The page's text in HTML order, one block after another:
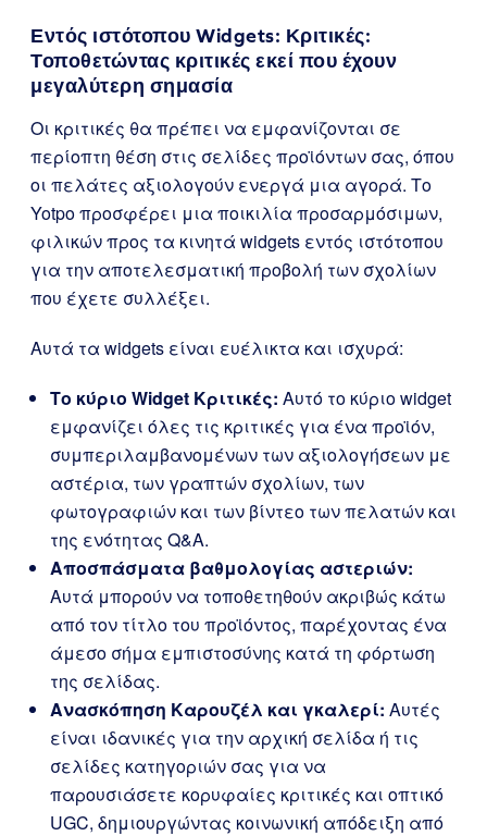
Εντός ιστότοπου Widgets: Κριτικές:
Τοποθετώντας κριτικές εκεί που έχουν
μεγαλύτερη σημασία
Οι κριτικές θα πρέπει να εμφανίζονται σε
περίοπτη θέση στις σελίδες προϊόντων σας, όπου
οι πελάτες αξιολογούν ενεργά μια αγορά. Το
Yotpo προσφέρει μια ποικιλία προσαρμόσιμων,
φιλικών προς τα κινητά widgets εντός ιστότοπου
για την αποτελεσματική προβολή των σχολίων
που έχετε συλλέξει.
Αυτά τα widgets είναι ευέλικτα και ισχυρά:
Το κύριο Widget Κριτικές: Αυτό το κύριο widget
εμφανίζει όλες τις κριτικές για ένα προϊόν,
συμπεριλαμβανομένων των αξιολογήσεων με
αστέρια, των γραπτών σχολίων, των
φωτογραφιών και των βίντεο των πελατών και
της ενότητας Q&A.
Αποσπάσματα βαθμολογίας αστεριών:
Αυτά μπορούν να τοποθετηθούν ακριβώς κάτω
από τον τίτλο του προϊόντος, παρέχοντας ένα
άμεσο σήμα εμπιστοσύνης κατά τη φόρτωση
της σελίδας.
Ανασκόπηση Καρουζέλ και γκαλερί: Αυτές
είναι ιδανικές για την αρχική σελίδα ή τις
σελίδες κατηγοριών σας για να
παρουσιάσετε κορυφαίες κριτικές και οπτικό
UGC, δημιουργώντας κοινωνική απόδειξη από